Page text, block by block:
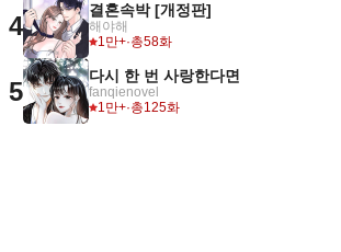
4
결혼속박 [개정판]
해야해
1만+·총58화
5
다시 한 번 사랑한다면
fanqienovel
1만+·총125화